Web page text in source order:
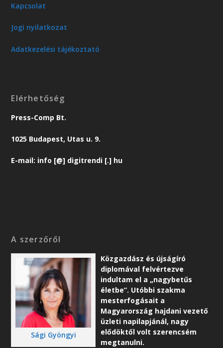
Kapcsolat
Jogi nyilatkozat
Adatkezelési tájékoztató
Elérhetőség
Press-Comp Bt.
1025 Budapest, Utas u. 9.
E-mail: info [@] digitrendi [.] hu
A szerzőről
Sági Gyöngyi
Közgazdász és újságíró
diplomával felvértezve
indultam el a „nagybetűs
életbe”. Utóbbi szakma
mesterfogásait a
Magyarország hajdani vezető
üzleti napilapjánál, nagy
elődöktől volt szerencsém
megtanulni.